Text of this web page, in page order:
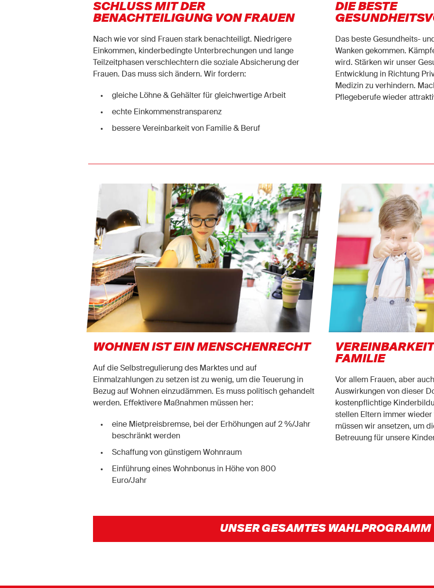
SCHLUSS MIT DER
BENACHTEILIGUNG VON FRAUEN
Nach wie vor sind Frauen stark benachteiligt. Niedrigere
Einkommen, kinderbedingte Unterbrechungen und lange
Teilzeitphasen verschlechtern die soziale Absicherung der
Frauen. Das muss sich ändern. Wir fordern:
gleiche Löhne & Gehälter für gleichwertige Arbeit
echte Einkommenstransparenz
bessere Vereinbarkeit von Familie & Beruf
DIE BESTE
Das beste Gesundheits-
Wanken gekommen.
wird. Stärken wir unser
Entwicklung in Richtung
Medizin zu verhindern.
Pﬂegeberufe wieder
WOHNEN IST EIN MENSCHENRECHT
Auf die Selbstregulierung des Marktes und auf
Einmalzahlungen zu setzen ist zu wenig, um die Teuerung in
Bezug auf Wohnen einzudämmen. Es muss politisch gehandelt
werden. Eﬀektivere Maßnahmen müssen her:
eine Mietpreisbremse, bei der Erhöhungen auf 2 %/Jahr
beschränkt werden
Schaffung von günstigem Wohnraum
Einführung eines Wohnbonus in Höhe von 800
Euro/Jahr
FAMILIE
Vor allem Frauen, aber
Auswirkungen von dieser
kostenpﬂichtige
stellen Eltern immer
müssen wir ansetzen, um
Betreuung für unsere
UNSER GESAMTES WAHLPROGRAMM